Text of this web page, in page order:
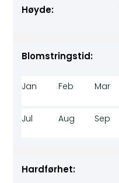
Høyde:
Blomstringstid:
Jan Feb Mar
Jul Aug Sep
Hardførhet: